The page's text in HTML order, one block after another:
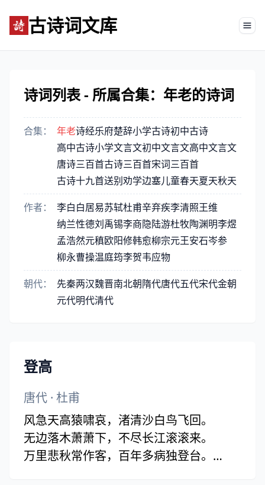
古诗词文库
诗词列表 - 所属合集：年老的诗词
合集： 年老诗经乐府楚辞小学古诗初中古诗
高中古诗小学文言文初中文言文高中文言文
唐诗三百首古诗三百首宋词三百首
古诗十九首送别劝学边塞儿童春天夏天秋天
作者： 李白白居易苏轼杜甫辛弃疾李清照王维
纳兰性德刘禹锡李商隐陆游杜牧陶渊明李煜
孟浩然元稹欧阳修韩愈柳宗元王安石岑参
柳永曹操温庭筠李贺韦应物
朝代： 先秦两汉魏晋南北朝隋代唐代五代宋代金朝
元代明代清代
登高
唐代 · 杜甫
风急天高猿啸哀，渚清沙白鸟飞回。
无边落木萧萧下，不尽长江滚滚来。
万里悲秋常作客，百年多病独登台。